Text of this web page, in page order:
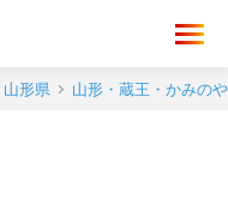
山形県 山形・蔵王・かみの